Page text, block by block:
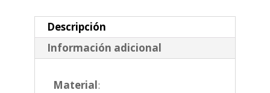
cantidad
Descripción
Información adicional
Material: